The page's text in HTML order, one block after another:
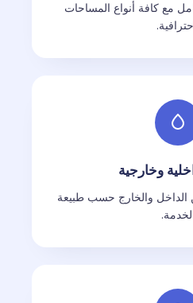
مع كافة أنواع المساحات
وخارجية
والخارج حسب طبيعة